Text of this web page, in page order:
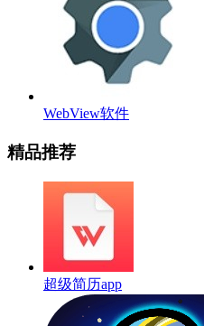
WebView软件
精品推荐
超级简历app